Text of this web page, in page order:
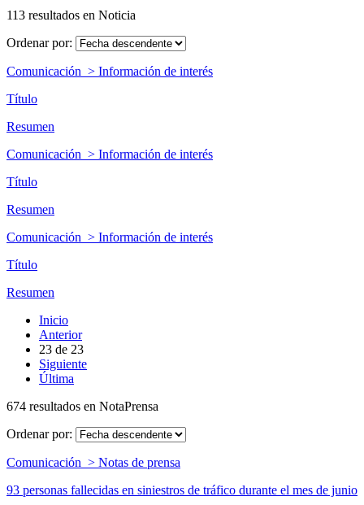
113 resultados en Noticia
Ordenar por:
Comunicación > Información de interés
Título
Resumen
Comunicación > Información de interés
Título
Resumen
Comunicación > Información de interés
Título
Resumen
Inicio
Anterior
23 de 23
Siguiente
Última
674 resultados en NotaPrensa
Ordenar por:
Comunicación > Notas de prensa
93 personas fallecidas en siniestros de tráfico durante el mes de junio